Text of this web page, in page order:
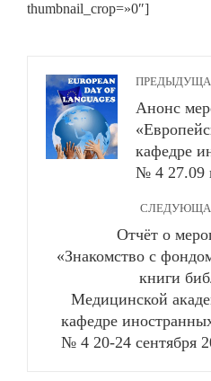
thumbnail_crop=»0″]
Анонс
кафедре
№ 4 27.09
Отчёт о
«Знакомство с
книги
Медицинской
кафедре
№ 4 20-24 сентября